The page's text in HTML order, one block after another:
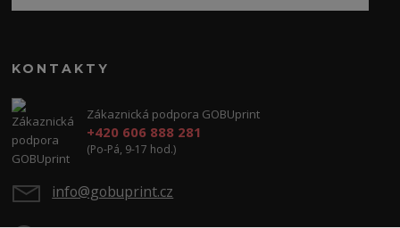
KONTAKTY
Zákaznická podpora GOBUprint
+420 606 888 281
(Po-Pá, 9-17 hod.)
info@gobuprint.cz